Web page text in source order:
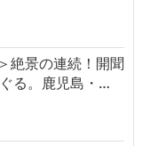
絶景の連続！開聞
る。鹿児島・…